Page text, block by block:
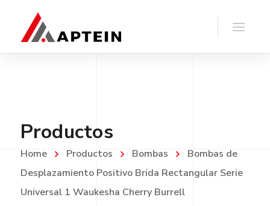
Productos
Home Productos Bombas
Bombas de
Desplazamiento Positivo Brida Rectangular Serie
Universal 1 Waukesha Cherry Burrell